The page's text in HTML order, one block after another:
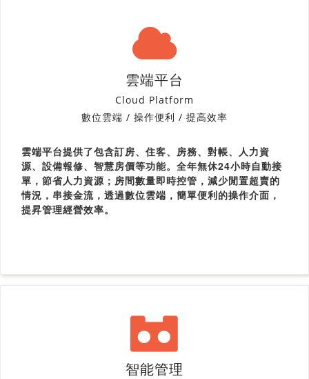
雲端平台
Cloud Platform
數位雲端 / 操作便利 / 提高效率
雲端平台提供了包含訂房、住客、房務、對帳、人力資
源、設備報修、智慧房價等功能。全年無休24小時自動接
單，節省人力資源；房間數量即時控管，減少閒置超賣的
情況，串接金流，透過數位雲端，簡單便利的操作介面，
提昇管理經營效率。
智能管理